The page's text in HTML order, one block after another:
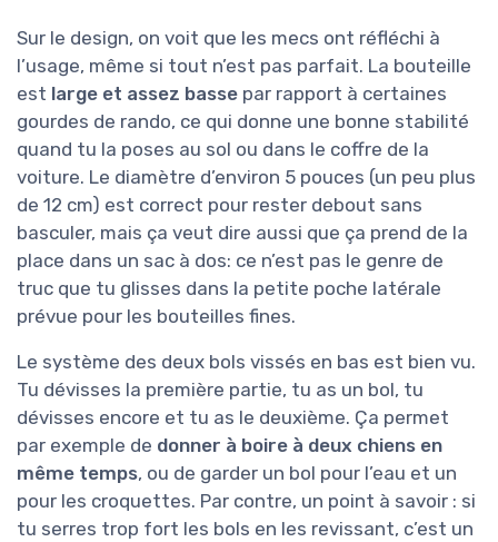
Sur le design, on voit que les mecs ont réfléchi à
l’usage, même si tout n’est pas parfait. La bouteille
est large et assez basse par rapport à certaines
gourdes de rando, ce qui donne une bonne stabilité
quand tu la poses au sol ou dans le coffre de la
voiture. Le diamètre d’environ 5 pouces (un peu plus
de 12 cm) est correct pour rester debout sans
basculer, mais ça veut dire aussi que ça prend de la
place dans un sac à dos: ce n’est pas le genre de
truc que tu glisses dans la petite poche latérale
prévue pour les bouteilles fines.
Le système des deux bols vissés en bas est bien vu.
Tu dévisses la première partie, tu as un bol, tu
dévisses encore et tu as le deuxième. Ça permet
par exemple de donner à boire à deux chiens en
même temps, ou de garder un bol pour l’eau et un
pour les croquettes. Par contre, un point à savoir : si
tu serres trop fort les bols en les revissant, c’est un